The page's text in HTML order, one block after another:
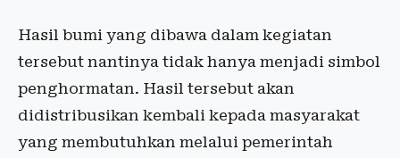
Hasil bumi yang dibawa dalam kegiatan
tersebut nantinya tidak hanya menjadi simbol
penghormatan. Hasil tersebut akan
didistribusikan kembali kepada masyarakat
yang membutuhkan melalui pemerintah